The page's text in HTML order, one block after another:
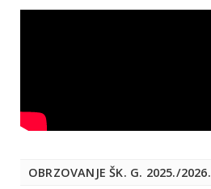
OBRZOVANJE ŠK. G. 2025./2026.